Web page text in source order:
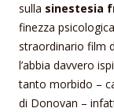
sulla sinestesia
finezza
straordinario film
l’abbia davvero
tanto morbido –
di Donovan –